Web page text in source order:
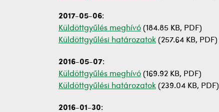
2017-05-06:
Küldöttgyűlés meghívó (184.85 KB, PDF)
Küldöttgyűlési határozatok (257.64 KB, PDF)
2016-05-07:
Küldöttgyűlés meghívó (169.92 KB, PDF)
Küldöttgyűlési határozatok (239.04 KB, PDF)
2016-01-30: